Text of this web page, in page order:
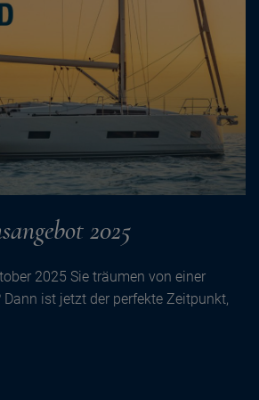
2025
2025 Sie träumen von einer
Dann ist jetzt der perfekte Zeitpunkt,